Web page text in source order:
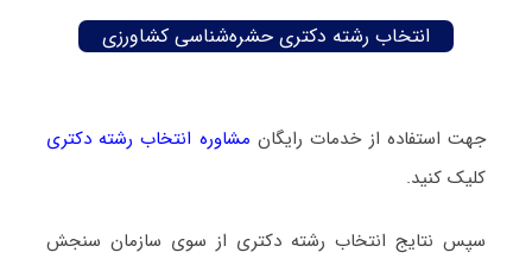
انتخاب رشته دکتری حشره‌شناسی کشاورزی
جهت استفاده از خدمات رایگان مشاوره انتخاب رشته دکتری
کلیک کنید.
سپس نتایج انتخاب رشته دکتری از سوی سازمان سنجش